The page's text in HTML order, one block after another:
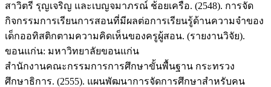
สาวิตรี รุญเจริญ และเบญจมาภรณ์ ช้อยเครือ. (2548). การจัด
กิจกรรมการเรียนการสอนที่มีผลต่อการเรียนรู้ด้านความจำของ
เด็กออทิสติกตามความคิดเห็นของครูผู้สอน. (รายงานวิจัย).
ขอนแก่น: มหาวิทยาลัยขอนแก่น
สำนักงานคณะกรรมการการศึกษาขั้นพื้นฐาน กระทรวง
ศึกษาธิการ. (2555). แผนพัฒนาการจัดการศึกษาสำหรับคน